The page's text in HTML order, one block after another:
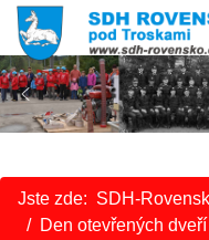
Jste zde: SDH-
Den otevřených